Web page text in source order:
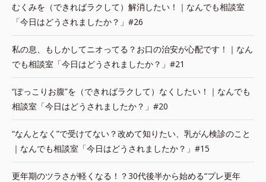
むくみを（できればラクして）解消したい！｜なんでも相談室
「今日はどうされましたか？」#26
私の息、もしかしてニオってる？お口の治安が心配です！｜なん
でも相談室「今日はどうされましたか？」#21
“ぽっこりお腹”を（できればラクして）なくしたい！｜なんでも
相談室「今日はどうされましたか？」#20
“なんとなく”で受けてない？改めて知りたい、乳がん検診のこと
｜なんでも相談室「今日はどうされましたか？」#15
更年期のツラさが軽くなる！？30代後半から始める“プレ更年